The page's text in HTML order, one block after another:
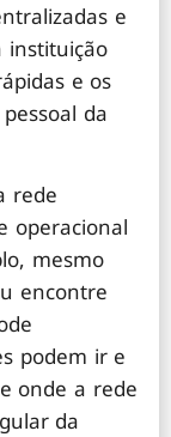
e
instituição
e os
da
rede
operacional
mesmo
encontre
podem ir e
onde a rede
da